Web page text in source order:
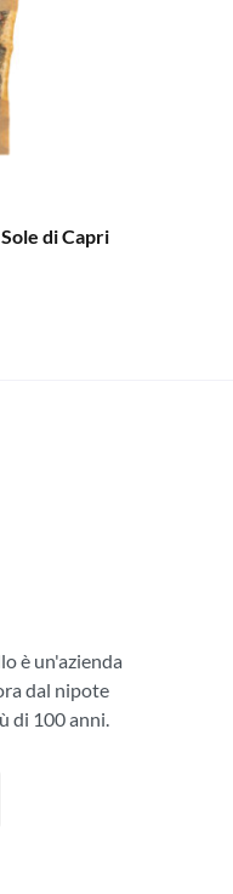
di Capri
è un'azienda
dal nipote
di 100 anni.